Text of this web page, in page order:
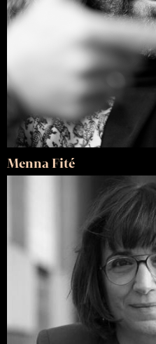
Menna Fité